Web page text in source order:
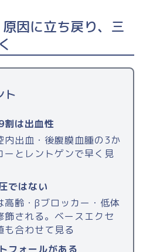
因に立ち戻り、三
ト
割は出血性
内出血・後腹膜血腫の3か
ーとレントゲンで早く見
ではない
高齢・βブロッカー・低体
飾される。ベースエクセ
も合わせて見る
フォールがある